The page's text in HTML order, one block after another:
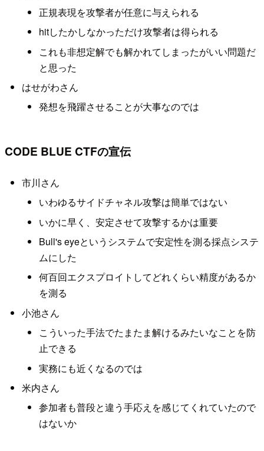
正規表現を攻撃者が任意に与えられる
hitしたかしなかっただけ攻撃者は得られる
これも非想定解でも解かれてしまったがいい問題だ
と思った
はせがわさん
発想を飛躍させることが大事なのでは
CODE BLUE CTFの宣伝
市川さん
いわゆるサイドチャネル攻撃は簡単ではない
いかに早く、安定させて攻撃するかは重要
Bull's eyeというシステムで安定性を測る採点システ
ムにした
何百回エクスプロイトしてどれくらい精度があるか
を測る
小池さん
こういった手法でたまたま解けるみたいなことを防
止できる
実務にも近くなるのでは
米内さん
参加者も普段と違う手応えを感じてくれていたので
はないか